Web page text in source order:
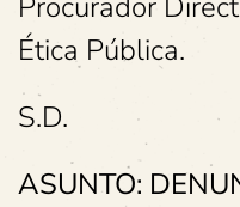
Ética Pública.
S.D.
ASUNTO: